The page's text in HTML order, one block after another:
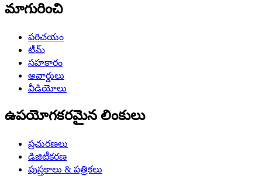
మాగురించి
పరిచయం
టీమ్
సహకారం
అవార్డులు
వీడియోలు
ఉపయోగకరమైన లింకులు
ప్రచురణలు
డిజిటీకరణ
పుస్తకాలు & పత్రికలు